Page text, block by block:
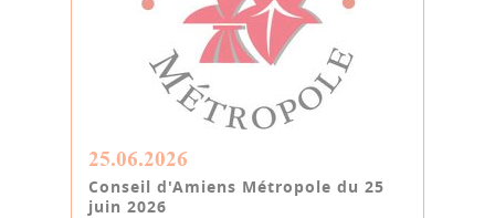
25.06.2026
Conseil d'Amiens Métropole du 25
juin 2026